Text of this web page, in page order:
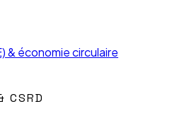
& économie circulaire
CSRD